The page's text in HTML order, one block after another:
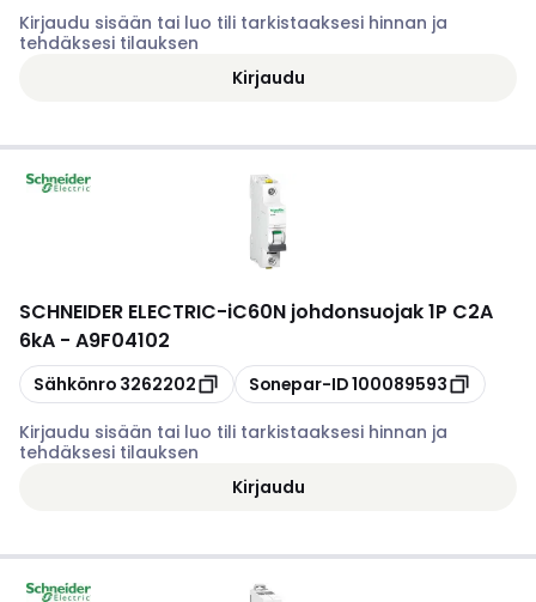
Kirjaudu sisään tai luo tili tarkistaaksesi hinnan ja
tehdäksesi tilauksen
Kirjaudu
SCHNEIDER ELECTRIC-iC60N johdonsuojak 1P C2A
6kA - A9F04102
Kopioi
Sähkönro 3262202 Kopioi
Sonepar-ID100089593
Kirjaudu sisään tai luo tili tarkistaaksesi hinnan ja
tehdäksesi tilauksen
Kirjaudu